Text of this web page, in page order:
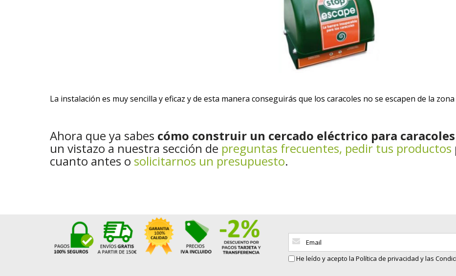
La instalación es muy sencilla y eficaz y de esta manera conseguirás que los caracoles no se escapen de la zona
Ahora que ya sabes cómo construir un cercado eléctrico para caracoles
un vistazo a nuestra sección de preguntas frecuentes, pedir tus productos
cuanto antes o solicitarnos un presupuesto.
Inscríbase
nuestro
boletín
He leído y acepto la Política de privacidad y las